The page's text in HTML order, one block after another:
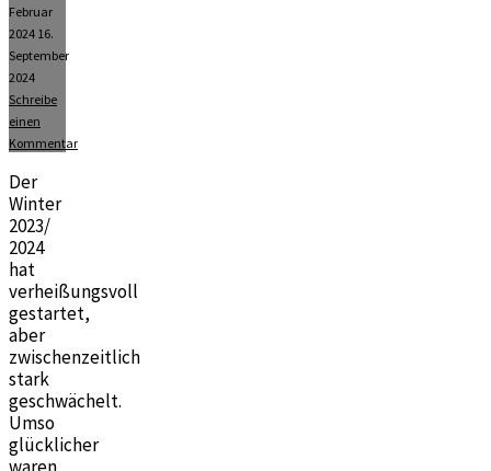
Februar
2024 16.
September
2024
Schreibe
einen
Kommentar
Der
Winter
2023/
2024
hat
verheißungsvoll
gestartet,
aber
zwischenzeitlich
stark
geschwächelt.
Umso
glücklicher